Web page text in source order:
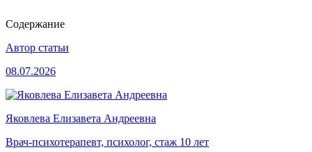
Содержание
Автор статьи
08.07.2026
Яковлева Елизавета Андреевна
Врач-психотерапевт, психолог, стаж 10 лет